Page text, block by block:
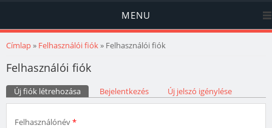
MENU
Jelenlegi hely
Címlap» Felhasználói fiók» Felhasználói fiók
Felhasználói fiók
Elsődleges fülek
Új fiók létrehozása (aktív fül)Bejelentkezés Új jelszó igénylése
Felhasználónév*